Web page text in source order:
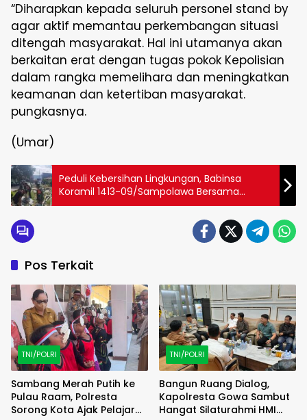
“Diharapkan kepada seluruh personel stand by
agar aktif memantau perkembangan situasi
ditengah masyarakat. Hal ini utamanya akan
berkaitan erat dengan tugas pokok Kepolisian
dalam rangka memelihara dan meningkatkan
keamanan dan ketertiban masyarakat.
pungkasnya.
(Umar)
Peduli Kebersihan Lingkungan, Babinsa
Koramil 1413-09/Sampolawa Bersama
Warga Benahi Area Pasar
Pos Terkait
TNI/POLRI
Sambang Merah Putih ke
Pulau Raam, Polresta
Sorong Kota Ajak Pelajar
TNI/POLRI
Bangun Ruang Dialog,
Kapolresta Gowa Sambut
Hangat Silaturahmi HMI